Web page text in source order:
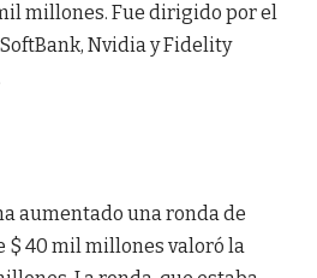
millones. Fue dirigido por el
Nvidia y Fidelity
aumentado una ronda de
$ 40 mil millones valoró la